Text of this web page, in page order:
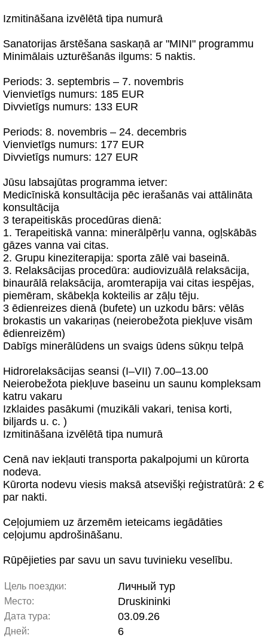
Izmitināšana izvēlētā tipa numurā
Sanatorijas ārstēšana saskaņā ar "MINI" programmu
Minimālais uzturēšanās ilgums: 5 naktis.
Periods: 3. septembris – 7. novembris
Vienvietīgs numurs: 185 EUR
Divvietīgs numurs: 133 EUR
Periods: 8. novembris – 24. decembris
Vienvietīgs numurs: 177 EUR
Divvietīgs numurs: 127 EUR
Jūsu labsajūtas programma ietver:
Medicīniskā konsultācija pēc ierašanās vai attālināta
konsultācija
3 terapeitiskās procedūras dienā:
1. Terapeitiskā vanna: minerālpērļu vanna, ogļskābās
gāzes vanna vai citas.
2. Grupu kineziterapija: sporta zālē vai baseinā.
3. Relaksācijas procedūra: audiovizuālā relaksācija,
binaurālā relaksācija, aromterapija vai citas iespējas,
piemēram, skābekļa kokteilis ar zāļu tēju.
3 ēdienreizes dienā (bufete) un uzkodu bārs: vēlās
brokastis un vakariņas (neierobežota piekļuve visām
ēdienreizēm)
Dabīgs minerālūdens un svaigs ūdens sūkņu telpā
Hidrorelaksācijas seansi (I–VII) 7.00–13.00
Neierobežota piekļuve baseinu un saunu kompleksam
katru vakaru
Izklaides pasākumi (muzikāli vakari, tenisa korti,
biljards u. c. )
Izmitināšana izvēlētā tipa numurā
Cenā nav iekļauti transporta pakalpojumi un kūrorta
nodeva.
Kūrorta nodevu viesis maksā atsevišķi reģistratūrā: 2 €
par nakti.
Ceļojumiem uz ārzemēm ieteicams iegādāties
ceļojumu apdrošināšanu.
Rūpējieties par savu un savu tuvinieku veselību.
Цель поездки: Личный тур
Место: Druskininki
Дата тура: 03.09.26
Дней: 6